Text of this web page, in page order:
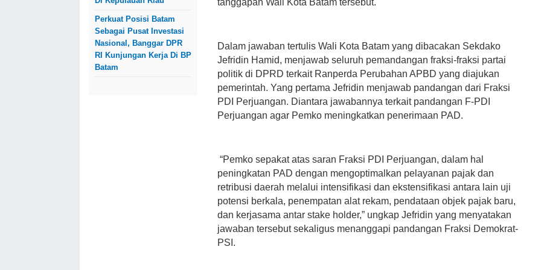
Perkuat Posisi Batam
Sebagai Pusat Investasi
Nasional, Banggar DPR
RI Kunjungan Kerja Di BP
Batam
tanggapan Wali Kota Batam tersebut.
Dalam jawaban tertulis Wali Kota Batam yang dibacakan Sekdako
Jefridin Hamid, menjawab seluruh pemandangan fraksi-fraksi partai
politik di DPRD terkait Ranperda Perubahan APBD yang diajukan
pemerintah. Yang pertama Jefridin menjawab pandangan dari Fraksi
PDI Perjuangan. Diantara jawabannya terkait pandangan F-PDI
Perjuangan agar Pemko meningkatkan penerimaan PAD.
“Pemko sepakat atas saran Fraksi PDI Perjuangan, dalam hal
peningkatan PAD dengan mengoptimalkan pelayanan pajak dan
retribusi daerah melalui intensifikasi dan ekstensifikasi antara lain uji
potensi berkala, penempatan alat rekam, pendataan objek pajak baru,
dan kerjasama antar stake holder,” ungkap Jefridin yang menyatakan
jawaban tersebut sekaligus menanggapi pandangan Fraksi Demokrat-
PSI.